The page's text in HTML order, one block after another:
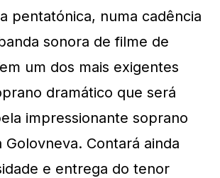
pentatónica, numa cadência
sonora de filme de
um dos mais exigentes
dramático que será
impressionante soprano
Golovneva. Contará ainda
e entrega do tenor